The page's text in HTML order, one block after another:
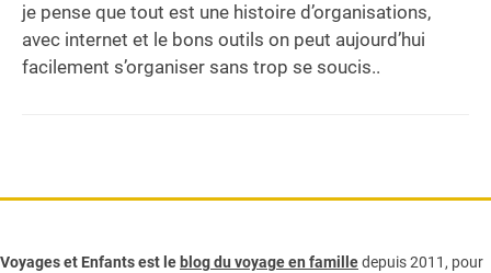
je pense que tout est une histoire d’organisations,
avec internet et le bons outils on peut aujourd’hui
facilement s’organiser sans trop se soucis..
Voyages et Enfants est le blog du voyage en familledepuis 2011, pour